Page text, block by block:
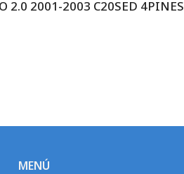
2.0 2001-2003 C20SED 4PINES
MENÚ